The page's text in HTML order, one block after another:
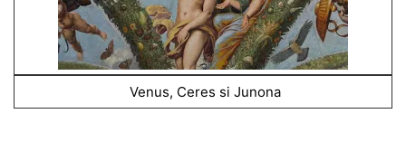
Venus, Ceres si Junona